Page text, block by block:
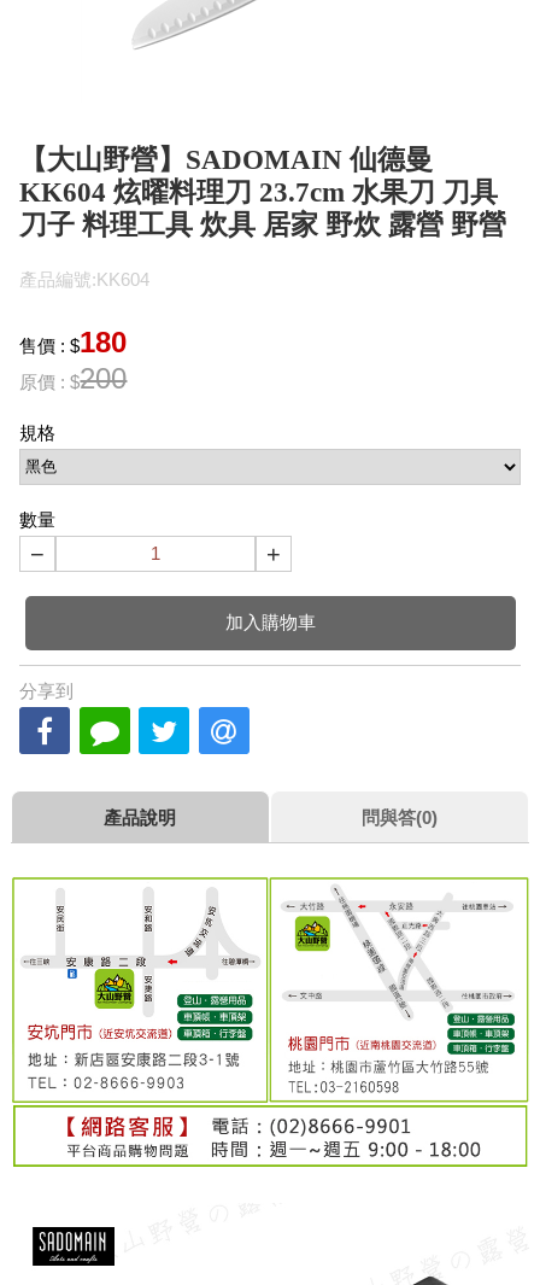
【大山野營】SADOMAIN 仙德曼
KK604 炫曜料理刀 23.7cm 水果刀 刀具
刀子 料理工具 炊具 居家 野炊 露營 野營
產品編號:KK604
售價 : $180
原價 : $200
規格
數量
− +
加入購物車
分享到
產品說明 問與答(0)